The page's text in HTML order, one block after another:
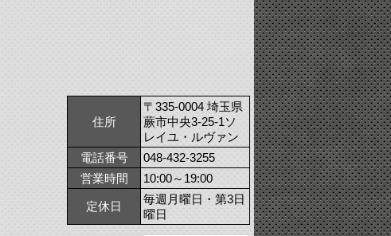
住所
〒335-0004 埼玉県
蕨市中央3-25-1ソ
レイユ・ルヴァン
電話番号
048-432-3255
営業時間
10:00～19:00
定休日
毎週月曜日・第3日
曜日